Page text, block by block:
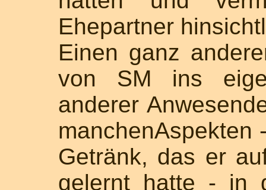
Ehepartner
Einen ganz
von SM ins
anderer
manchenAspekten
Getränk, das er
gelernt hatte - in